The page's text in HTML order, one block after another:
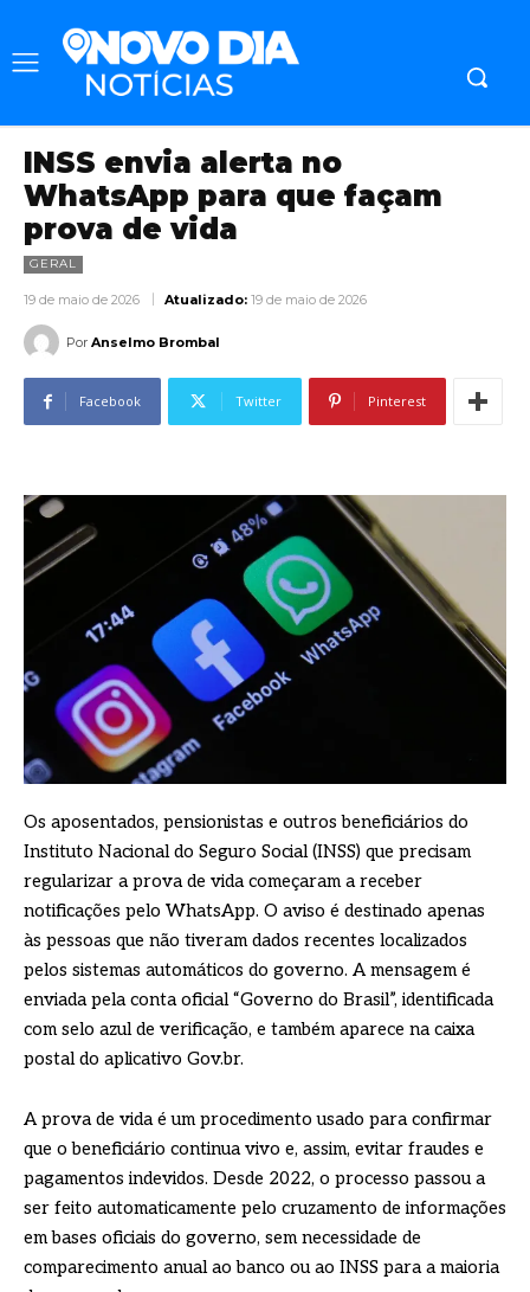
INSS envia alerta no
WhatsApp para que façam
prova de vida
GERAL
19 de maio de 2026 Atualizado: 19 de maio de 2026
Por Anselmo Brombal
Facebook Twitter Pinterest
Os aposentados, pensionistas e outros beneficiários do
Instituto Nacional do Seguro Social (INSS) que precisam
regularizar a prova de vida começaram a receber
notificações pelo WhatsApp. O aviso é destinado apenas
às pessoas que não tiveram dados recentes localizados
pelos sistemas automáticos do governo. A mensagem é
enviada pela conta oficial “Governo do Brasil”, identificada
com selo azul de verificação, e também aparece na caixa
postal do aplicativo Gov.br.
A prova de vida é um procedimento usado para confirmar
que o beneficiário continua vivo e, assim, evitar fraudes e
pagamentos indevidos. Desde 2022, o processo passou a
ser feito automaticamente pelo cruzamento de informações
em bases oficiais do governo, sem necessidade de
comparecimento anual ao banco ou ao INSS para a maioria